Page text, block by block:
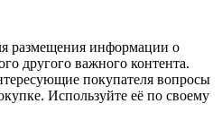
размещения информации о
другого важного контента.
покупателя вопросы
Используйте её по своему